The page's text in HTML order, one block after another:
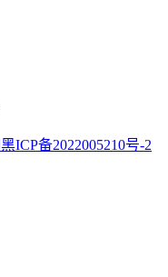
黑ICP备2022005210号-2